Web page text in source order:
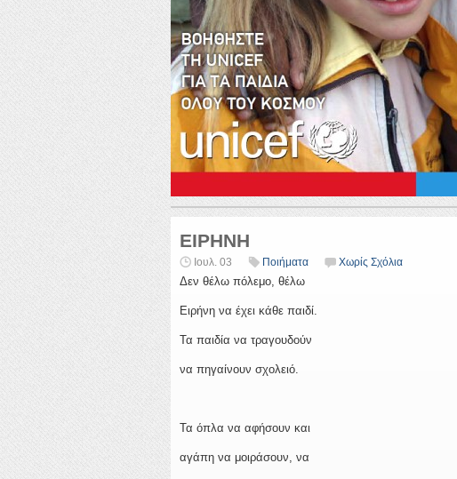
ΕΙΡΗΝΗ
Ιουλ. 03 Ποιήματα Χωρίς Σχόλια
Δεν θέλω πόλεμο, θέλω
Ειρήνη να έχει κάθε παιδί.
Τα παιδία να τραγουδούν
να πηγαίνουν σχολειό.
Τα όπλα να αφήσουν και
αγάπη να μοιράσουν, να